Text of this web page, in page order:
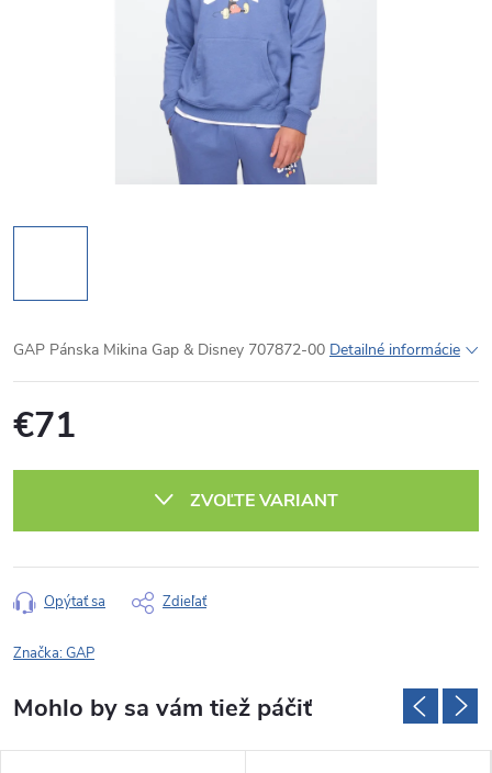
GAP Pánska Mikina Gap & Disney 707872-00 Detailné informácie
€71
ZVOĽTE VARIANT
Opýtať sa Zdieľať
Značka:GAP